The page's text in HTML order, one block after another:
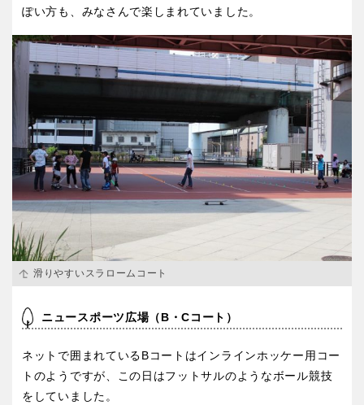
愛知
近畿
三重 滋賀
京都 大阪
和歌山
中国・四国
鳥取
ぽい方も、みなさんで楽しまれていました。
滑りやすいスラロームコート
ニュースポーツ広場（B・Cコート）
ネットで囲まれているBコートはインラインホッケー用コー
トのようですが、この日はフットサルのようなボール競技
をしていました。